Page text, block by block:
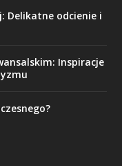
Delikatne odcienie i
Inspiracje